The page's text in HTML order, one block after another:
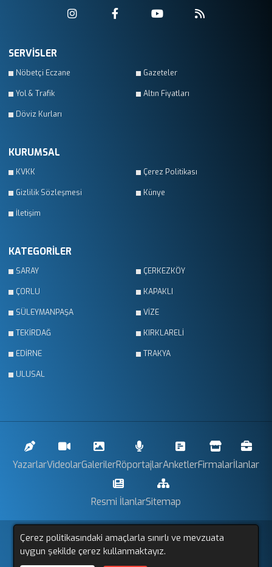
SERVİSLER
Nöbetçi Eczane Gazeteler
Yol & Trafik Altın Fiyatları
Döviz Kurları
KURUMSAL
KVKK Çerez Politikası
Gizlilik Sözleşmesi Künye
İletişim
KATEGORİLER
SARAY ÇERKEZKÖY
ÇORLU KAPAKLI
SÜLEYMANPAŞA VİZE
TEKİRDAĞ KIRKLARELİ
EDİRNE TRAKYA
ULUSAL
YazarlarVideolarGalerilerRöportajlarAnketlerFirmalarİlanlar
Resmi İlanlarSitemap
Trakya Gözlem © 2011 - 2025. Tüm Hakları Saklıdır.
Çerez politikasındaki amaçlarla sınırlı ve mevzuata
uygun şekilde çerez kullanmaktayız.